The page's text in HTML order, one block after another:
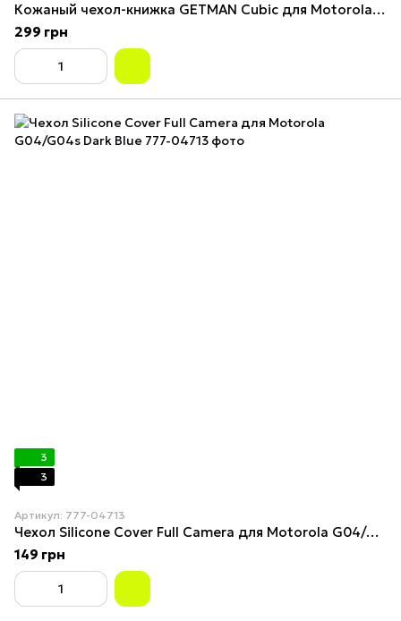
Кожаный чехол-книжка GETMAN Cubic для Motorola Moto G24 / G04 / E14 Черный
299 грн
3
3
Артикул: 777-04713
Чехол Silicone Cover Full Camera для Motorola G04/G04s Dark Blue
149 грн